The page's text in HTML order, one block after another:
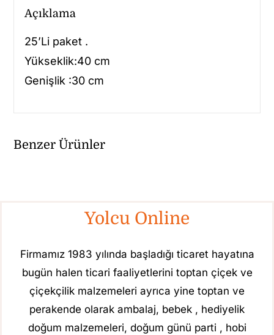
Açıklama
25’Li paket .
Yükseklik:40 cm
Genişlik :30 cm
Benzer Ürünler
Yolcu Online
Firmamız 1983 yılında başladığı ticaret hayatına
bugün halen ticari faaliyetlerini toptan çiçek ve
çiçekçilik malzemeleri ayrıca yine toptan ve
perakende olarak ambalaj, bebek , hediyelik
doğum malzemeleri, doğum günü parti , hobi